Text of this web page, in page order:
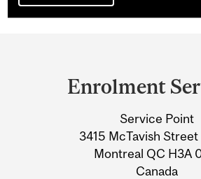
Information
Enrolment
Service Point
3415 McTavish
Montreal QC H3A
Canada